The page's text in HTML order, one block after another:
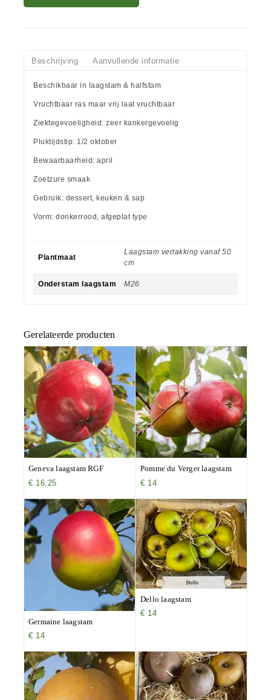
Beschrijving Aanvullende informatie
Beschikbaar in laagstam & halfstam
Vruchtbaar ras maar vrij laat vruchtbaar
Ziektegevoeligheid: zeer kankergevoelig
Pluktijdstip: 1/2 oktober
Bewaarbaarheid: april
Zoetzure smaak
Gebruik: dessert, keuken & sap
Vorm: donkerrood, afgeplat type
Plantmaat
Laagstam vertakking vanaf 50
cm
Onderstam laagstam M26
Gerelateerde producten
Geneva laagstam RGF
€ 16,25
Pomme du Verger laagstam
€ 14
Germaine laagstam
€ 14
Dello laagstam
€ 14